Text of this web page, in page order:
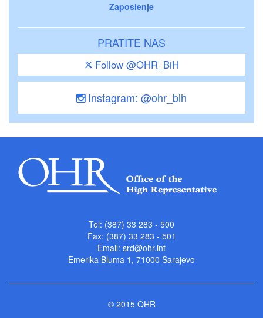
Zaposlenje
PRATITE NAS
Follow @OHR_BiH
Instagram: @ohr_bih
Tel: (387) 33 283 - 500
Fax: (387) 33 283 - 501
Email: srd@ohr.int
Emerika Bluma 1, 71000 Sarajevo
© 2015 OHR